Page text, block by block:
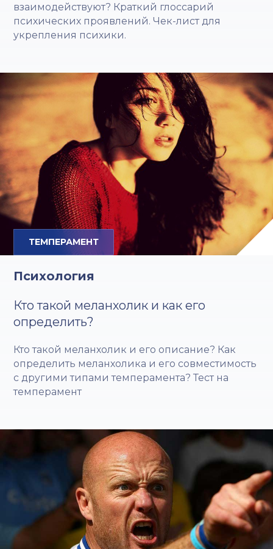
взаимодействуют? Краткий глоссарий
психических проявлений. Чек-лист для
укрепления психики.
ТЕМПЕРАМЕНТ
Психология
Кто такой меланхолик и как его
определить?
Кто такой меланхолик и его описание? Как
определить меланхолика и его совместимость
с другими типами темперамента? Тест на
темперамент